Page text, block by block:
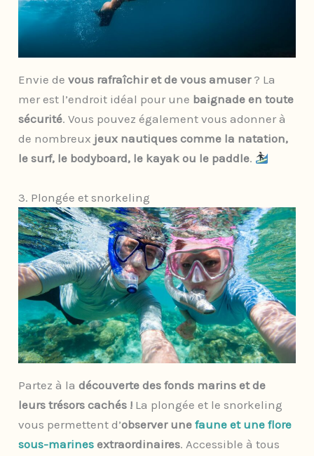
Envie de vous rafraîchir et de vous amuser ? La
mer est l’endroit idéal pour une baignade en toute
sécurité. Vous pouvez également vous adonner à
de nombreux jeux nautiques comme la natation,
le surf, le bodyboard, le kayak ou le paddle.
3. Plongée et snorkeling
Partez à ladécouverte des fonds marins et de
leurs trésors cachés ! La plongée et le snorkeling
vous permettent d’observer unefaune et une flore
sous-marines extraordinaires. Accessible à tous